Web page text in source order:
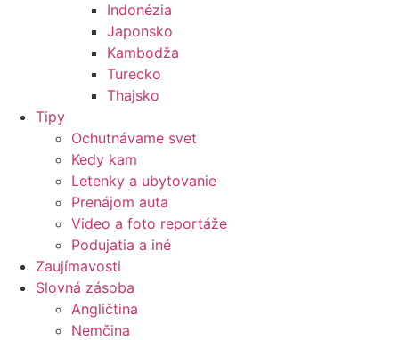
Indonézia
Japonsko
Kambodža
Turecko
Thajsko
Tipy
Ochutnávame svet
Kedy kam
Letenky a ubytovanie
Prenájom auta
Video a foto reportáže
Podujatia a iné
Zaujímavosti
Slovná zásoba
Angličtina
Nemčina